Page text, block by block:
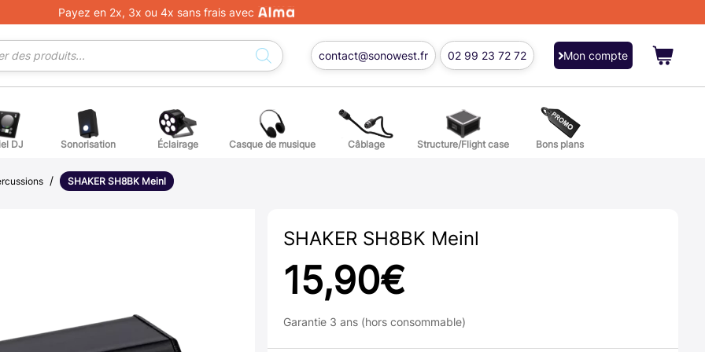
Payez en 2x, 3x ou 4x sans frais avec
contact@sonowest.fr 02 99 23 72 72 Mon compte
voix
DJ
DJ
Sonorisation Éclairage Casque de musique Câblage Structure/Flight case Bons plans
/ SHAKER SH8BK Meinl
SHAKER SH8BK Meinl
15,90€
Garantie 3 ans (hors consommable)